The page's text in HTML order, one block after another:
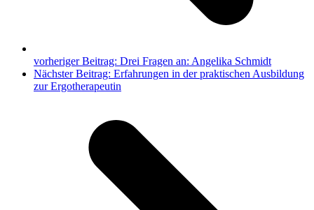
vorheriger Beitrag: Drei Fragen an: Angelika Schmidt
Nächster Beitrag: Erfahrungen in der praktischen Ausbildung
zur Ergotherapeutin